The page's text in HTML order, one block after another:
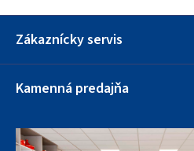
s
Zákaznícky servis
Kamenná predajňa